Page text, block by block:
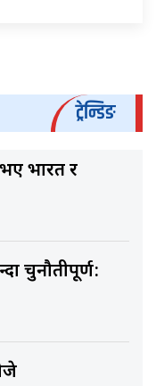
ट्रेन्डिङ
भारत र
चुनौतीपूर्ण: